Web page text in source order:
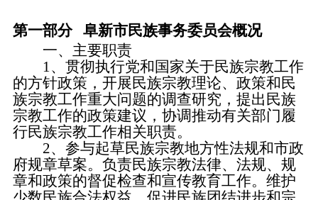
第一部分
阜新市民族事务委员会概况
一、主要职责
1、贯彻执行党和国家关于民族宗教工作
的方针政策，开展民族宗教理论、政策和民
族宗教工作重大问题的调查研究，提出民族
宗教工作的政策建议，协调推动有关部门履
行民族宗教工作相关职责。
2、参与起草民族宗教地方性法规和市政
府规章草案。负责民族宗教法律、法规、规
章和政策的督促检查和宣传教育工作。维护